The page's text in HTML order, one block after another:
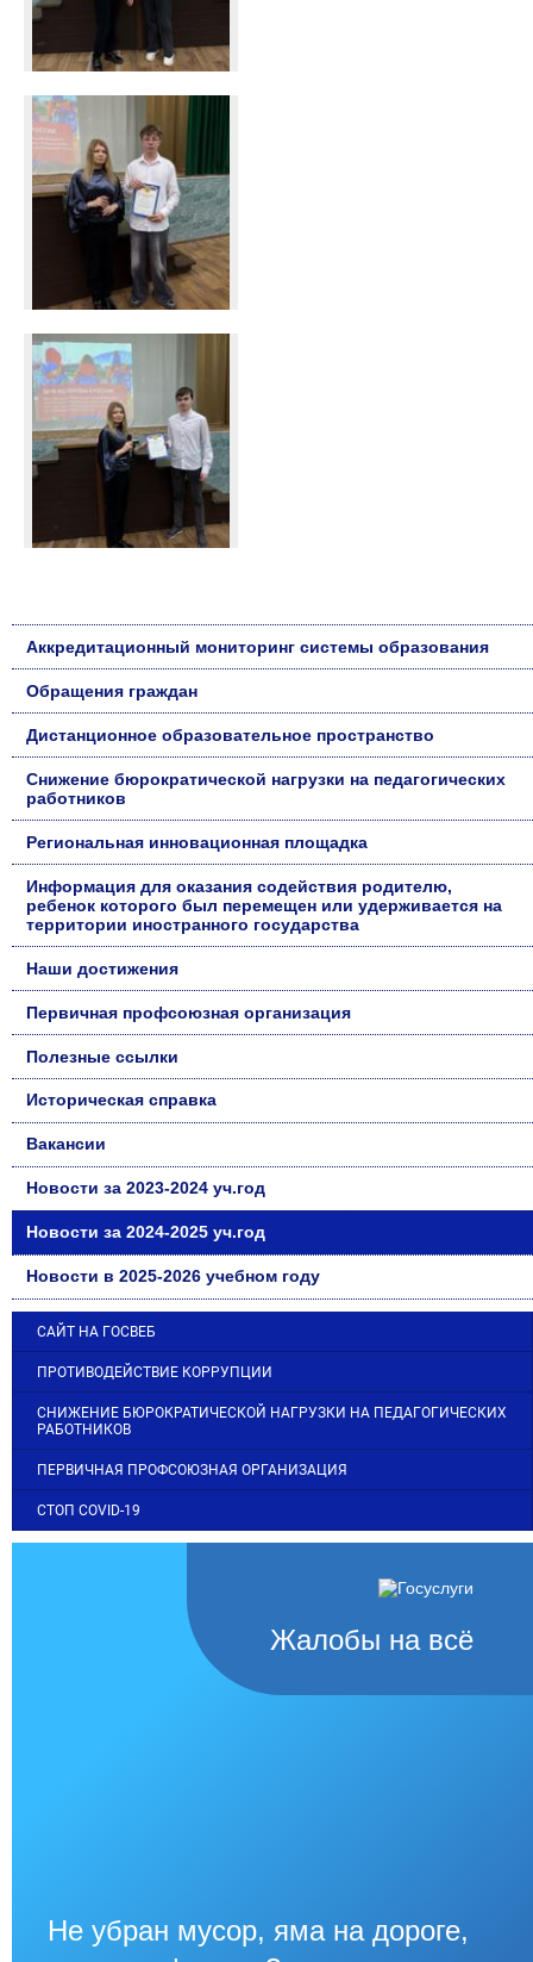
Аккредитационный мониторинг системы образования
Обращения граждан
Дистанционное образовательное пространство
Снижение бюрократической нагрузки на педагогических
работников
Региональная инновационная площадка
Информация для оказания содействия родителю,
ребенок которого был перемещен или удерживается на
территории иностранного государства
Наши достижения
Первичная профсоюзная организация
Полезные ссылки
Историческая справка
Вакансии
Новости за 2023-2024 уч.год
Новости за 2024-2025 уч.год
Новости в 2025-2026 учебном году
САЙТ НА ГОСВЕБ
ПРОТИВОДЕЙСТВИЕ КОРРУПЦИИ
СНИЖЕНИЕ БЮРОКРАТИЧЕСКОЙ НАГРУЗКИ НА ПЕДАГОГИЧЕСКИХ
РАБОТНИКОВ
ПЕРВИЧНАЯ ПРОФСОЮЗНАЯ ОРГАНИЗАЦИЯ
СТОП COVID-19
Жалобы на всё
Не убран мусор, яма на дороге,